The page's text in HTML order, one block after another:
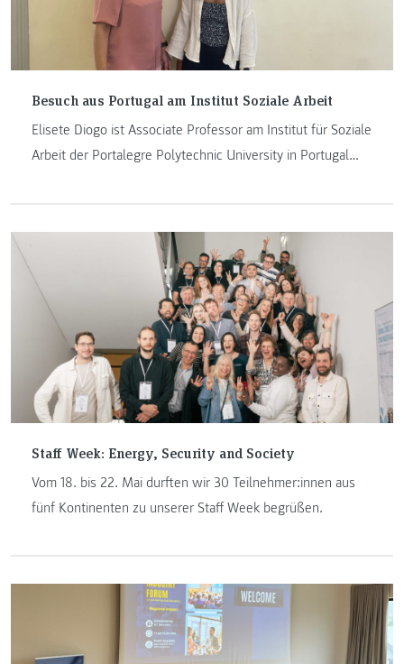
Besuch aus Portugal am Institut Soziale Arbeit
Elisete Diogo ist Associate Professor am Institut für Soziale
Arbeit der Portalegre Polytechnic University in Portugal
und Jugendhilfe und einem Mastercurriculum Gerontologie
Staff Week: Energy, Security and Society
Vom 18. bis 22. Mai durften wir 30 Teilnehmer:innen aus
fünf Kontinenten zu unserer Staff Week begrüßen.